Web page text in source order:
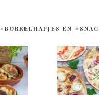
#BORRELHAPJES EN